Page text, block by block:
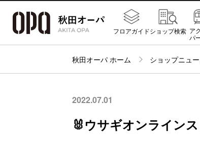
フロアガイドショップ検索 ア
パ
秋田オーパ ホーム ショップニュ
2022.07.01
🐰ウサギオンライン